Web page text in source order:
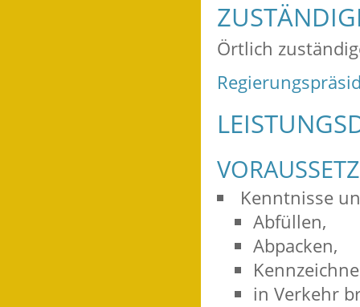
Örtlich
Kenntnisse
Abfüllen,
Abpacken,
in Verkehr